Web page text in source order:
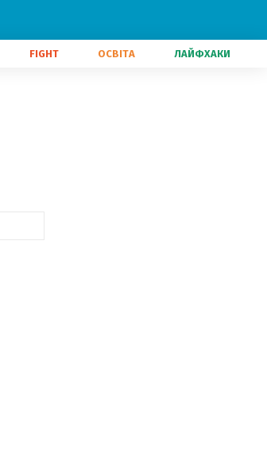
FIGHT ОСВІТА ЛАЙФХАКИ